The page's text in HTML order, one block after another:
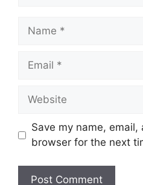
Name
Email
Website
Save my name,
browser for the next